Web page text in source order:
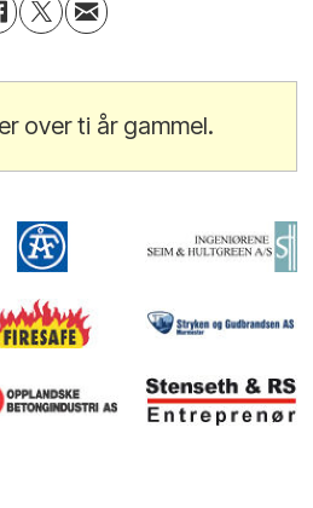
over ti år gammel.